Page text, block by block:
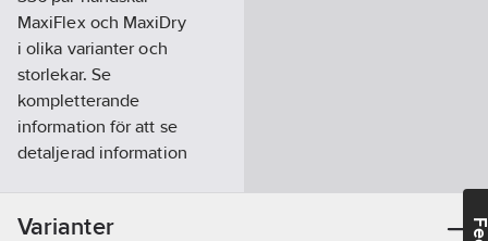
MaxiFlex och MaxiDry
i olika varianter och
storlekar. Se
kompletterande
information för att se
detaljerad information
Varianter